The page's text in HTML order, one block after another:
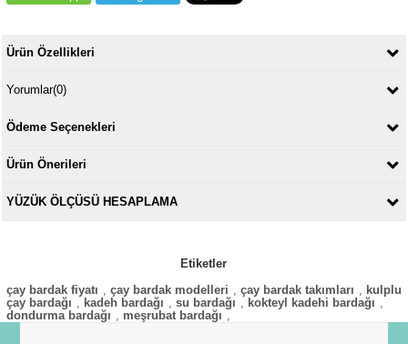
Ürün Özellikleri
Yorumlar(0)
Ödeme Seçenekleri
Ürün Önerileri
YÜZÜK ÖLÇÜSÜ HESAPLAMA
Etiketler
çay bardak fiyatı
çay bardak modelleri çay bardak takımları
kulplu
çay bardağı
kadeh bardağı su bardağı kokteyl kadehi bardağı
dondurma bardağı
meşrubat bardağı